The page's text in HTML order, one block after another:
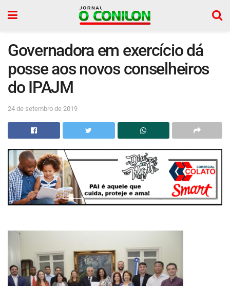
Governadora em exercício dá
posse aos novos conselheiros
do IPAJM
24 de setembro de 2019